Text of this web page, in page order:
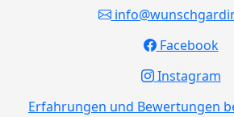
Facebook
Instagram
Erfahrungen und Bewertungen